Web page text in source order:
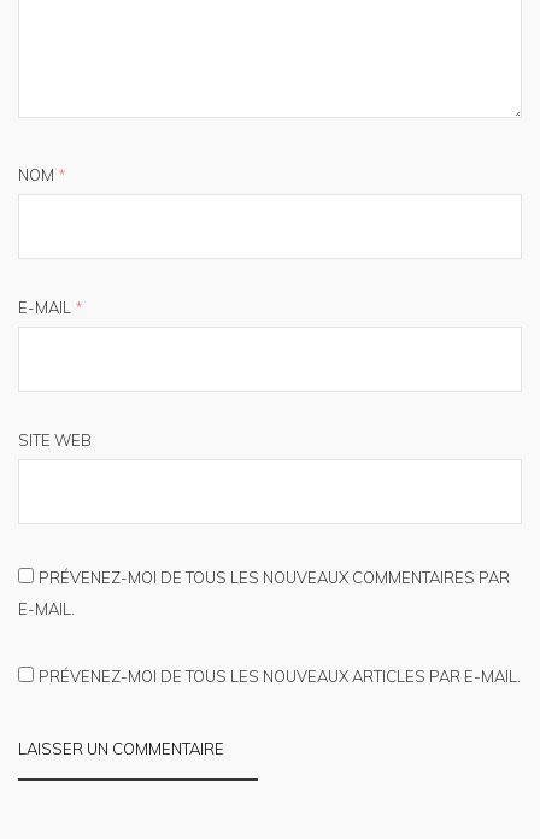
NOM *
E-MAIL *
SITE WEB
PRÉVENEZ-MOI DE TOUS LES NOUVEAUX COMMENTAIRES PAR
E-MAIL.
PRÉVENEZ-MOI DE TOUS LES NOUVEAUX ARTICLES PAR E-MAIL.